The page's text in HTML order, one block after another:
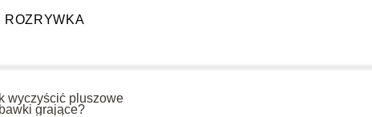
ROZRYWKA
wyczyścić pluszowe
grające?